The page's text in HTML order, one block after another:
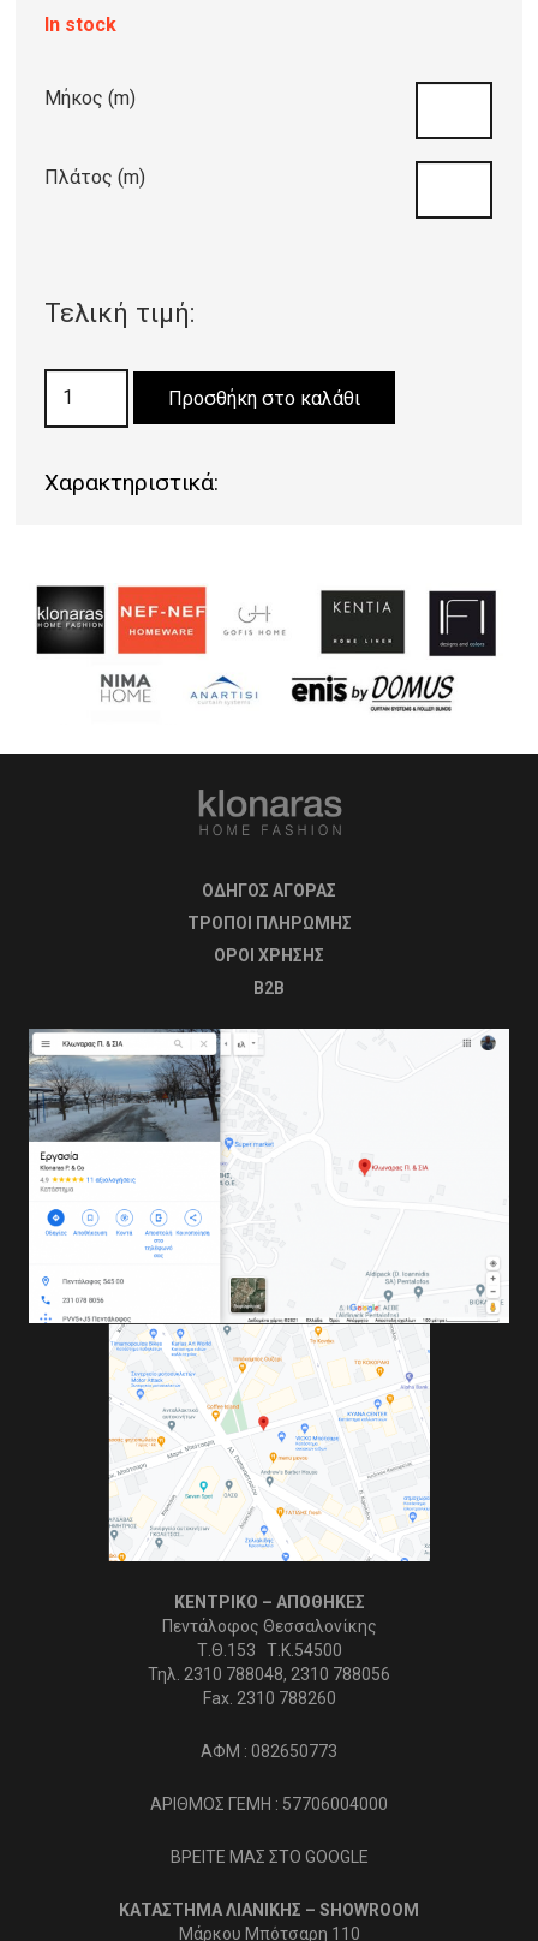
In stock
Μήκος (m)
Πλάτος (m)
Τελική τιμή:
ποσότητα
Προσθήκη στο καλάθι
Χαρακτηριστικά:
ΟΔΗΓΟΣ ΑΓΟΡΑΣ
ΤΡΟΠΟΙ ΠΛΗΡΩΜΗΣ
OΡΟΙ ΧΡΗΣΗΣ
B2B
ΚΕΝΤΡΙΚΟ – ΑΠΟΘΗΚΕΣ
Πεντάλοφος Θεσσαλονίκης
Τ.Θ.153 Τ.Κ.54500
Τηλ. 2310 788048, 2310 788056
Fax. 2310 788260
ΑΦΜ : 082650773
ΑΡΙΘΜΟΣ ΓΕΜΗ : 57706004000
ΒΡΕΙΤΕ ΜΑΣ ΣΤΟ GOOGLE
ΚΑΤΑΣΤΗΜΑ ΛΙΑΝΙΚΗΣ – SHOWROOM
Μάρκου Μπότσαρη 110